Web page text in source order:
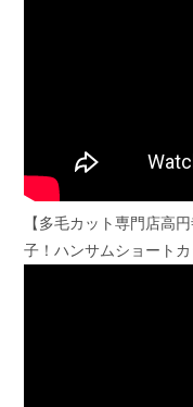
【多毛カット専門店高
子！ハンサムショート